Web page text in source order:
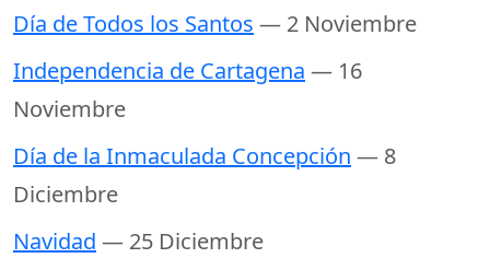
Día de Todos los Santos — 2 Noviembre
Independencia de Cartagena — 16
Noviembre
Día de la Inmaculada Concepción — 8
Diciembre
Navidad — 25 Diciembre